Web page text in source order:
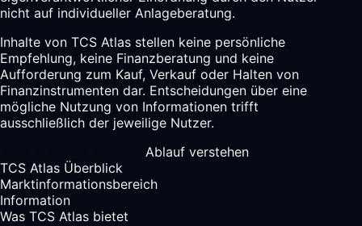
nicht auf individueller Anlageberatung.
Inhalte von TCS Atlas stellen keine persönliche
Empfehlung, keine Finanzberatung und keine
Aufforderung zum Kauf, Verkauf oder Halten von
Finanzinstrumenten dar. Entscheidungen über eine
mögliche Nutzung von Informationen trifft
ausschließlich der jeweilige Nutzer.
Ablauf verstehen
TCS Atlas Überblick
Marktinformationsbereich
Information
Was TCS Atlas bietet